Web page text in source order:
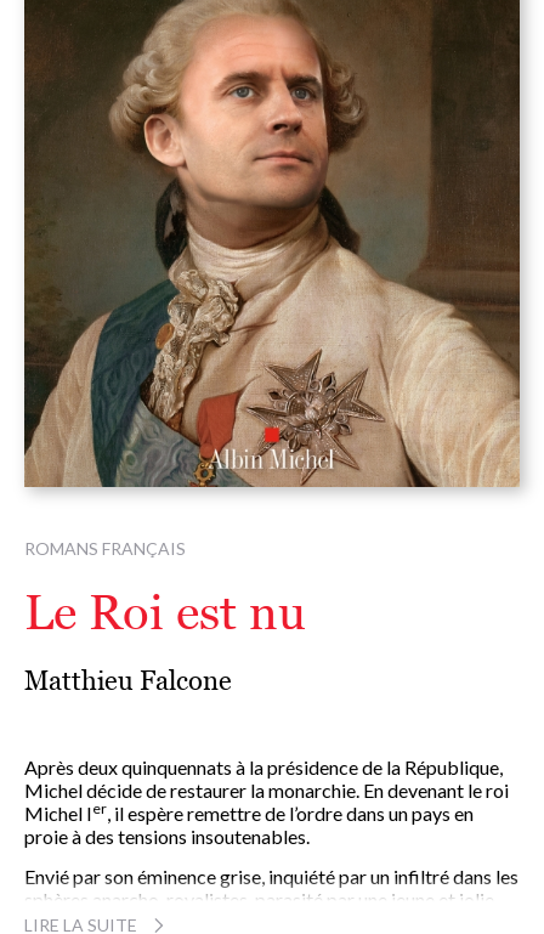
ROMANS FRANÇAIS
Le Roi est nu
Matthieu Falcone
Après deux quinquennats à la présidence de la République,
Michel décide de restaurer la monarchie. En devenant le roi
Michel Ier , il espère remettre de l’ordre dans un pays en
proie à des tensions insoutenables.
Envié par son éminence grise, inquiété par un infiltré dans les
sphères anarcho-royalistes, parasité par une jeune et jolie
identitaire, contesté par des militants de la gauche
LIRE LA SUITE